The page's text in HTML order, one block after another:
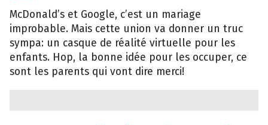
McDonald’s et Google, c’est un mariage
improbable. Mais cette union va donner un truc
sympa: un casque de réalité virtuelle pour les
enfants. Hop, la bonne idée pour les occuper, ce
sont les parents qui vont dire merci!